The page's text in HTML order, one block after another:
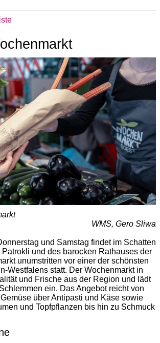
WMS, Gero Sliwa
und Samstag findet im Schatten
Patrokli und des barocken Rathauses der
unumstritten vor einer der schönsten
Westfalens statt. Der Wochenmarkt in
und Frische aus der Region und lädt
ein. Das Angebot reicht von
über Antipasti und Käse sowie
und Topfpflanzen bis hin zu Schmuck